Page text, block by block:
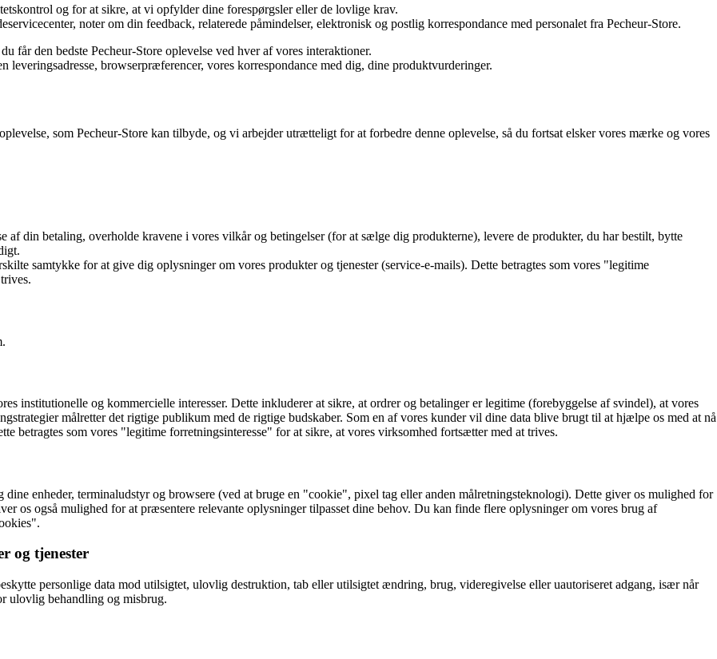
og for at sikre, at vi opfylder dine forespørgsler eller de lovlige krav.
noter om din feedback, relaterede påmindelser, elektronisk og postlig korrespondance med personalet fra Pecheur-Store.
får den bedste Pecheur-Store oplevelse ved hver af vores interaktioner.
browserpræferencer, vores korrespondance med dig, dine produktvurderinger.
som Pecheur-Store kan tilbyde, og vi arbejder utrætteligt for at forbedre denne oplevelse, så du fortsat elsker vores mærke og vores
af din betaling, overholde kravene i vores vilkår og betingelser (for at sælge dig produkterne), levere de produkter, du har bestilt, bytte
samtykke for at give dig oplysninger om vores produkter og tjenester (service-e-mails). Dette betragtes som vores "legitime
institutionelle og kommercielle interesser. Dette inkluderer at sikre, at ordrer og betalinger er legitime (forebyggelse af svindel), at vores
målretter det rigtige publikum med de rigtige budskaber. Som en af vores kunder vil dine data blive brugt til at hjælpe os med at nå
betragtes som vores "legitime forretningsinteresse" for at sikre, at vores virksomhed fortsætter med at trives.
enheder, terminaludstyr og browsere (ved at bruge en "cookie", pixel tag eller anden målretningsteknologi). Dette giver os mulighed for
os også mulighed for at præsentere relevante oplysninger tilpasset dine behov. Du kan finde flere oplysninger om vores brug af
og tjenester
personlige data mod utilsigtet, ulovlig destruktion, tab eller utilsigtet ændring, brug, videregivelse eller uautoriseret adgang, især når
ulovlig behandling og misbrug.